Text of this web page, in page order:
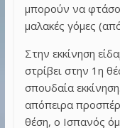
μπορούν να
μαλακές γόμες
Στην εκκίνηση
στρίβει στην 1η
σπουδαία
απόπειρα
θέση, ο Ισπανός